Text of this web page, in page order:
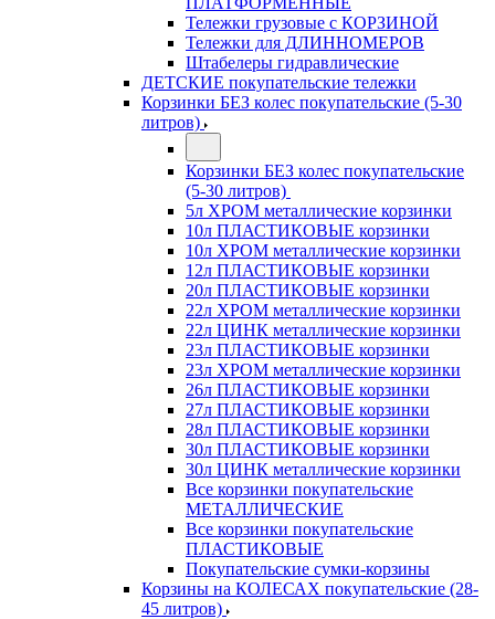
Тележки грузовые с КОРЗИНОЙ
Тележки для ДЛИННОМЕРОВ
Штабелеры гидравлические
ДЕТСКИЕ покупательские тележки
Корзинки БЕЗ колес покупательские (5-30
литров)
Корзинки БЕЗ колес покупательские
(5-30 литров)
5л ХРОМ металлические корзинки
10л ПЛАСТИКОВЫЕ корзинки
10л ХРОМ металлические корзинки
12л ПЛАСТИКОВЫЕ корзинки
20л ПЛАСТИКОВЫЕ корзинки
22л ХРОМ металлические корзинки
22л ЦИНК металлические корзинки
23л ПЛАСТИКОВЫЕ корзинки
23л ХРОМ металлические корзинки
26л ПЛАСТИКОВЫЕ корзинки
27л ПЛАСТИКОВЫЕ корзинки
28л ПЛАСТИКОВЫЕ корзинки
30л ПЛАСТИКОВЫЕ корзинки
30л ЦИНК металлические корзинки
Все корзинки покупательские
МЕТАЛЛИЧЕСКИЕ
Все корзинки покупательские
ПЛАСТИКОВЫЕ
Покупательские сумки-корзины
Корзины на КОЛЕСАХ покупательские (28-
45 литров)